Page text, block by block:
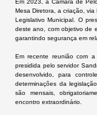
Em 2023, a Câmara de
Mesa Diretora, a criação,
Legislativo Municipal. O
deste ano, com objetivo de
garantindo segurança em
Em recente reuniãocom a
presidida peloservidor
desenvolvido, para
determinações da
são mensais,
encontro extraordinário.